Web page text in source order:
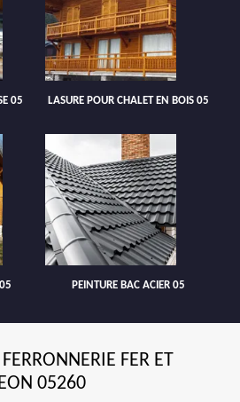
05 LASURE POUR CHALET EN BOIS 05
PEINTURE BAC ACIER 05
FER ET
05260